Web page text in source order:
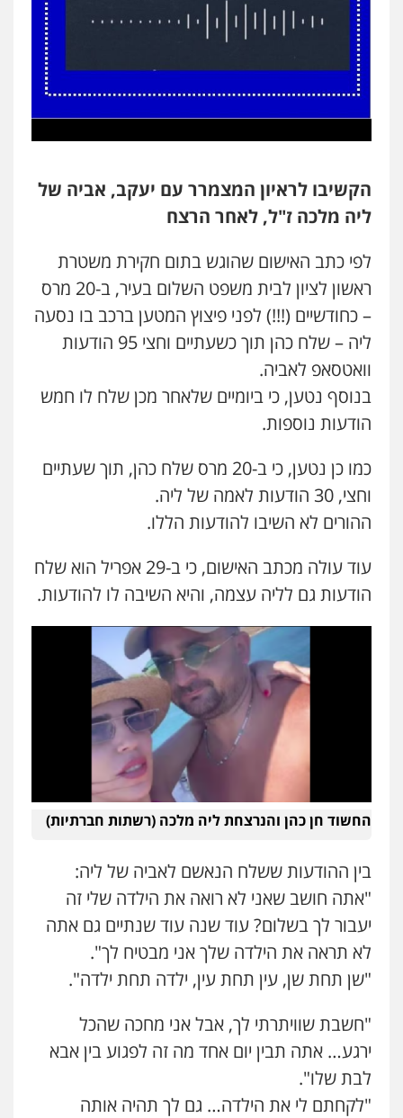
הקשיבו לראיון המצמרר עם יעקב, אביה של
ליה מלכה ז"ל, לאחר הרצח
לפי כתב האישום שהוגש בתום חקירת משטרת
ראשון לציון לבית משפט השלום בעיר, ב-20 מרס
– כחודשיים (!!!) לפני פיצוץ המטען ברכב בו נסעה
ליה – שלח כהן תוך כשעתיים וחצי 95 הודעות
וואטסאפ לאביה.
בנוסף נטען, כי ביומיים שלאחר מכן שלח לו חמש
הודעות נוספות.
כמו כן נטען, כי ב-20 מרס שלח כהן, תוך שעתיים
וחצי, 30 הודעות לאמה של ליה.
ההורים לא השיבו להודעות הללו.
עוד עולה מכתב האישום, כי ב-29 אפריל הוא שלח
הודעות גם לליה עצמה, והיא השיבה לו להודעות.
החשוד חן כהן והנרצחת ליה מלכה (רשתות חברתיות)
בין ההודעות ששלח הנאשם לאביה של ליה:
"אתה חושב שאני לא רואה את הילדה שלי זה
יעבור לך בשלום? עוד שנה עוד שנתיים גם אתה
לא תראה את הילדה שלך אני מבטיח לך".
"שן תחת שן, עין תחת עין, ילדה תחת ילדה".
"חשבת שוויתרתי לך, אבל אני מחכה שהכל
ירגע… אתה תבין יום אחד מה זה לפגוע בין אבא
לבת שלו".
"לקחתם לי את הילדה… גם לך תהיה אותה